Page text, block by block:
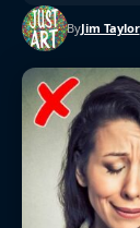
ByJim Taylor